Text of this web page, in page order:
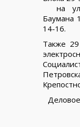
на ул.
Баумана
14-16.
Также